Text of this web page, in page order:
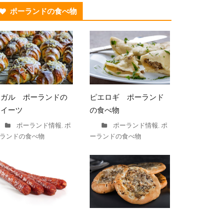
ポーランドの食べ物
ル ポーランドの
ーツ
ポーランド情報 ポ
ンドの食べ物
ピエロギ ポーランド
の食べ物
ポーランド情報 ポ
ーランドの食べ物